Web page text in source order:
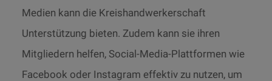
Medien kann die Kreishandwerkerschaft
Unterstützung bieten. Zudem kann sie ihren
Mitgliedern helfen, Social-Media-Plattformen wie
Facebook oder Instagram effektiv zu nutzen, um